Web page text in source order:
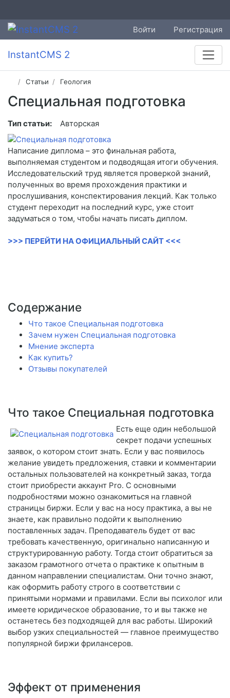
Войти Регистрация
InstantCMS 2
Статьи Геология
Специальная подготовка
Тип статьи: Авторская
Написание диплома – это финальная работа,
выполняемая студентом и подводящая итоги обучения.
Исследовательский труд является проверкой знаний,
полученных во время прохождения практики и
прослушивания, конспектирования лекций. Как только
студент переходит на последний курс, уже стоит
задуматься о том, чтобы начать писать диплом.
>>> ПЕРЕЙТИ НА ОФИЦИАЛЬНЫЙ САЙТ <<<
Содержание
Что такое Специальная подготовка
Зачем нужен Специальная подготовка
Мнение эксперта
Как купить?
Отзывы покупателей
Что такое Специальная подготовка
Есть еще один небольшой
секрет подачи успешных
заявок, о котором стоит знать. Если у вас появилось
желание увидеть предложения, ставки и комментарии
остальных пользователей на конкретный заказ, тогда
стоит приобрести аккаунт Pro. С основными
подробностями можно ознакомиться на главной
страницы биржи. Если у вас на носу практика, а вы не
знаете, как правильно подойти к выполнению
поставленных задач. Преподаватель будет от вас
требовать качественную, оригинально написанную и
структурированную работу. Тогда стоит обратиться за
заказом грамотного отчета о практике к опытным в
данном направлении специалистам. Они точно знают,
как оформить работу строго в соответствии с
принятыми нормами и правилами. Если вы психолог или
имеете юридическое образование, то и вы также не
останетесь без подходящей для вас работы. Широкий
выбор узких специальностей — главное преимущество
популярной биржи фрилансеров.
Эффект от применения